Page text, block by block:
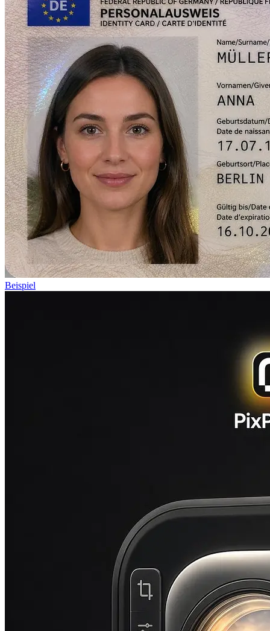
Beispiel